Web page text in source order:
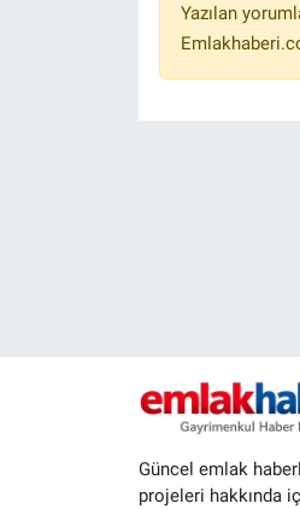
Yazılan
Güncel emlak
projeleri hakkında